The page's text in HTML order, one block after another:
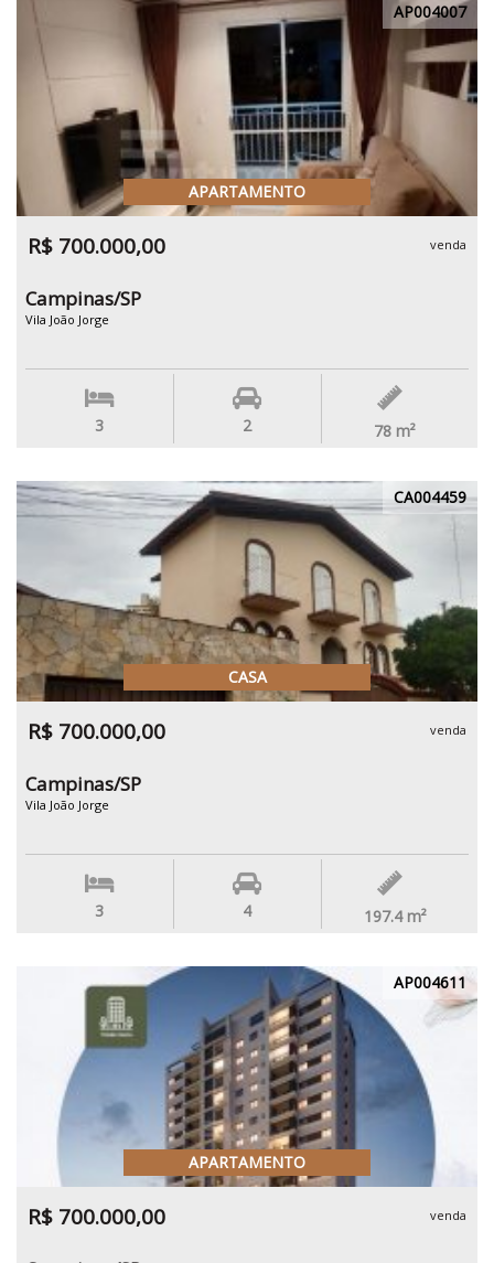
AP004007
APARTAMENTO
R$ 700.000,00 venda
Campinas/SP
Vila João Jorge
3 2 78 m²
CA004459
CASA
R$ 700.000,00 venda
Campinas/SP
Vila João Jorge
3 4 197.4 m²
AP004611
APARTAMENTO
R$ 700.000,00 venda